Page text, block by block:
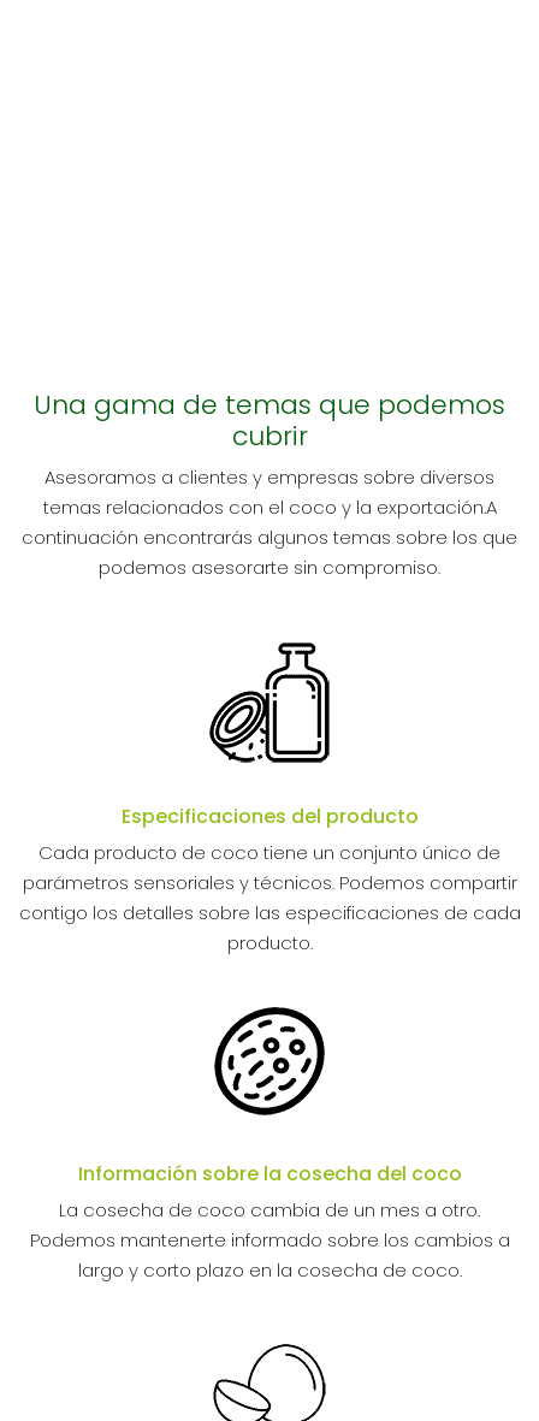
Una gama de temas que podemos
cubrir
Asesoramos a clientes y empresas sobre diversos
temas relacionados con el coco y la exportación.A
continuación encontrarás algunos temas sobre los que
podemos asesorarte sin compromiso.
Especificaciones del producto
Cada producto de coco tiene un conjunto único de
parámetros sensoriales y técnicos. Podemos compartir
contigo los detalles sobre las especificaciones de cada
producto.
Información sobre la cosecha del coco
La cosecha de coco cambia de un mes a otro.
Podemos mantenerte informado sobre los cambios a
largo y corto plazo en la cosecha de coco.